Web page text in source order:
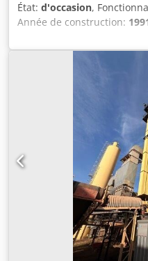
État: d'occasion,
Année de construction:
d'occasion Fabricant :
Volume total : 200 tonnes -